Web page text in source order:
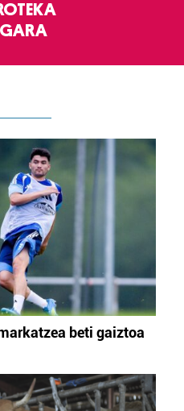
beti gaiztoa